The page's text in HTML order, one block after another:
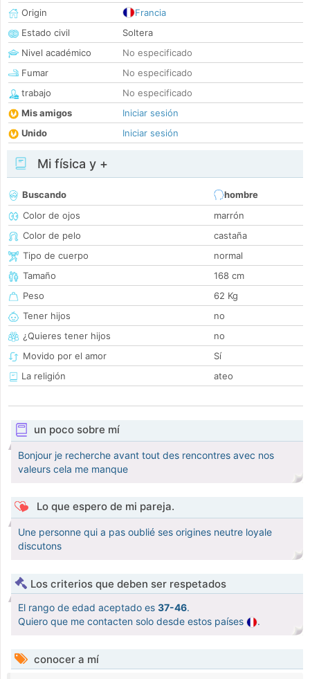
Origin
Francia
Estado civil
Soltera
Nivel académico
No especificado
Fumar
No especificado
trabajo
No especificado
Mis amigos
Iniciar sesión
Unido
Iniciar sesión
Mi física y +
Buscando
hombre
Color de ojos
marrón
Color de pelo
castaña
Tipo de cuerpo
normal
Tamaño
168 cm
Peso
62 Kg
Tener hijos
no
¿Quieres tener hijos
no
Movido por el amor
Sí
La religión
ateo
un poco sobre mí
Bonjour je recherche avant tout des rencontres avec nos
valeurs cela me manque
Lo que espero de mi pareja.
Une personne qui a pas oublié ses origines neutre loyale
discutons
Los criterios que deben ser respetados
El rango de edad aceptado es 37-46.
Quiero que me contacten solo desde estos países
.
conocer a mí